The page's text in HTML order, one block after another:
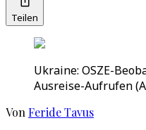
Teilen
Ukraine: OSZE-
Ausreise-Aufrufen
Von Feride Tavus